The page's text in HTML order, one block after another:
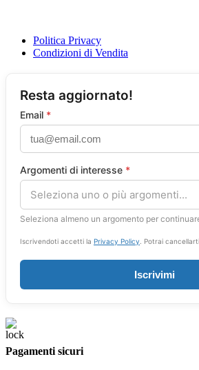
Politica Privacy
Condizioni di Vendita
Resta aggiornato!
Email *
Argomenti di interesse *
Seleziona uno o più argomenti...
Seleziona almeno un argomento per
Iscrivendoti accetti la Privacy Policy . Potrai
Iscrivimi
Pagamenti sicuri